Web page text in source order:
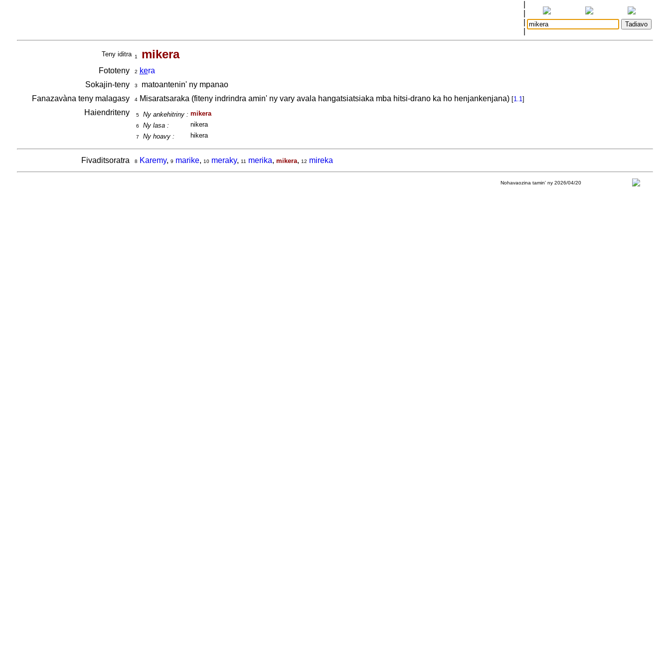
Teny iditra 1 mikera
Fototeny 2 kera
Sokajin-teny
3
matoantenin' ny mpanao
Fanazavàna teny malagasy
4Misaratsaraka (fiteny indrindra amin' ny vary avala hangatsiatsiaka mba hitsi-drano ka ho henjankenjana) [1.1]
Haiendriteny 5 Ny ankehitriny : mikera
6 Ny lasa : nikera
7 Ny hoavy : hikera
Fivaditsoratra 8 Karemy, 9 marike, 10 meraky, 11 merika, mikera, 12 mireka
Nohavaozina tamin' ny 2026/04/20